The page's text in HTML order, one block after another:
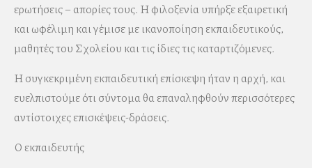
ερωτήσεις – απορίες τους. Η φιλοξενία υπήρξε εξαιρετική
και ωφέλιμη και γέμισε με ικανοποίηση εκπαιδευτικούς,
μαθητές του Σχολείου και τις ίδιες τις καταρτιζόμενες.
Η συγκεκριμένη εκπαιδευτική επίσκεψη ήταν η αρχή, και
ευελπιστούμε ότι σύντομα θα επαναληφθούν περισσότερες
αντίστοιχες επισκέψεις-δράσεις.
Ο εκπαιδευτής